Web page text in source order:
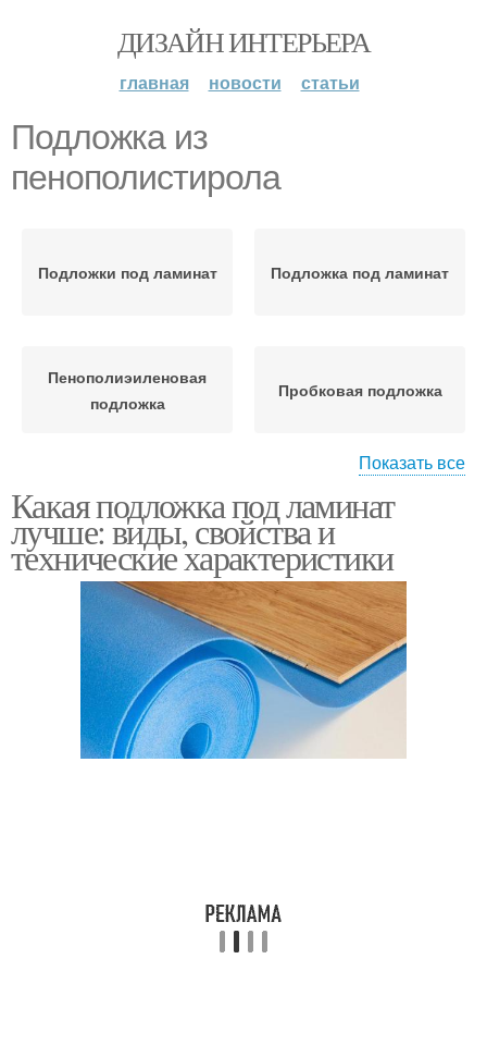
ДИЗАЙН ИНТЕРЬЕРА
главная новости статьи
Подложка из
пенополистирола
Подложки под ламинат Подложка под ламинат
Пенополиэиленовая
подложка
Пробковая подложка
подложка
Хвойная подложка
Комбинированные
подложки
Показать все
Какая подложка под ламинат
лучше: виды, свойства и
технические характеристики